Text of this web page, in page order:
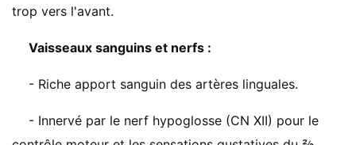
trop vers l'avant.
Vaisseaux sanguins et nerfs :
- Riche apport sanguin des artères linguales.
- Innervé par le nerf hypoglosse (CN XII) pour le